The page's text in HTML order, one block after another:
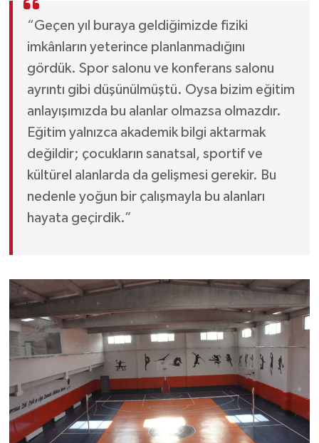
“Geçen yıl buraya geldiğimizde fiziki
imkânların yeterince planlanmadığını
gördük. Spor salonu ve konferans salonu
ayrıntı gibi düşünülmüştü. Oysa bizim eğitim
anlayışımızda bu alanlar olmazsa olmazdır.
Eğitim yalnızca akademik bilgi aktarmak
değildir; çocukların sanatsal, sportif ve
kültürel alanlarda da gelişmesi gerekir. Bu
nedenle yoğun bir çalışmayla bu alanları
hayata geçirdik.”